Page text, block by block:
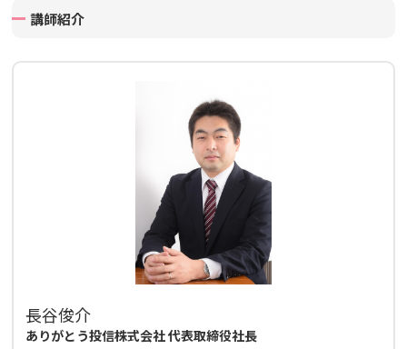
講師紹介
長谷俊介
ありがとう投信株式会社 代表取締役社長